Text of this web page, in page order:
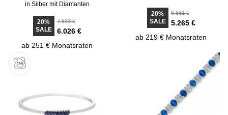
in Silber mit Diamanten
20%
SALE
7.533 €
6.026 €
ab 251 € Monatsraten
20%
SALE
6.581 €
5.265 €
ab 219 € Monatsraten